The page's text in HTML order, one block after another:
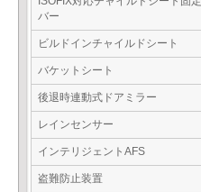
バー
ビルドインチャイルドシート
バケットシート
後退時連動式ドアミラー
レインセンサー
インテリジェントAFS
盗難防止装置